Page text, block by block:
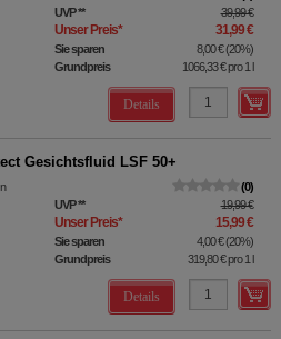
UVP** 39,99 €
Unser Preis* 31,99 €
Sie sparen 8,00 €(20%)
Grundpreis
1066,33 €pro 1 l
Details
Gesichtsfluid LSF 50+
0
UVP** 19,99 €
Unser Preis* 15,99 €
Sie sparen 4,00 €(20%)
Grundpreis
319,80 €pro 1 l
Details